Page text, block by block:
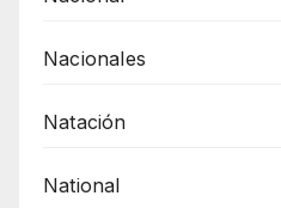
Nacionales
Natación
National